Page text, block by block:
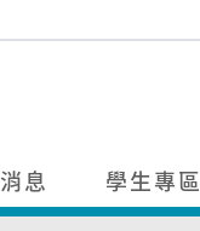
息 學生專區